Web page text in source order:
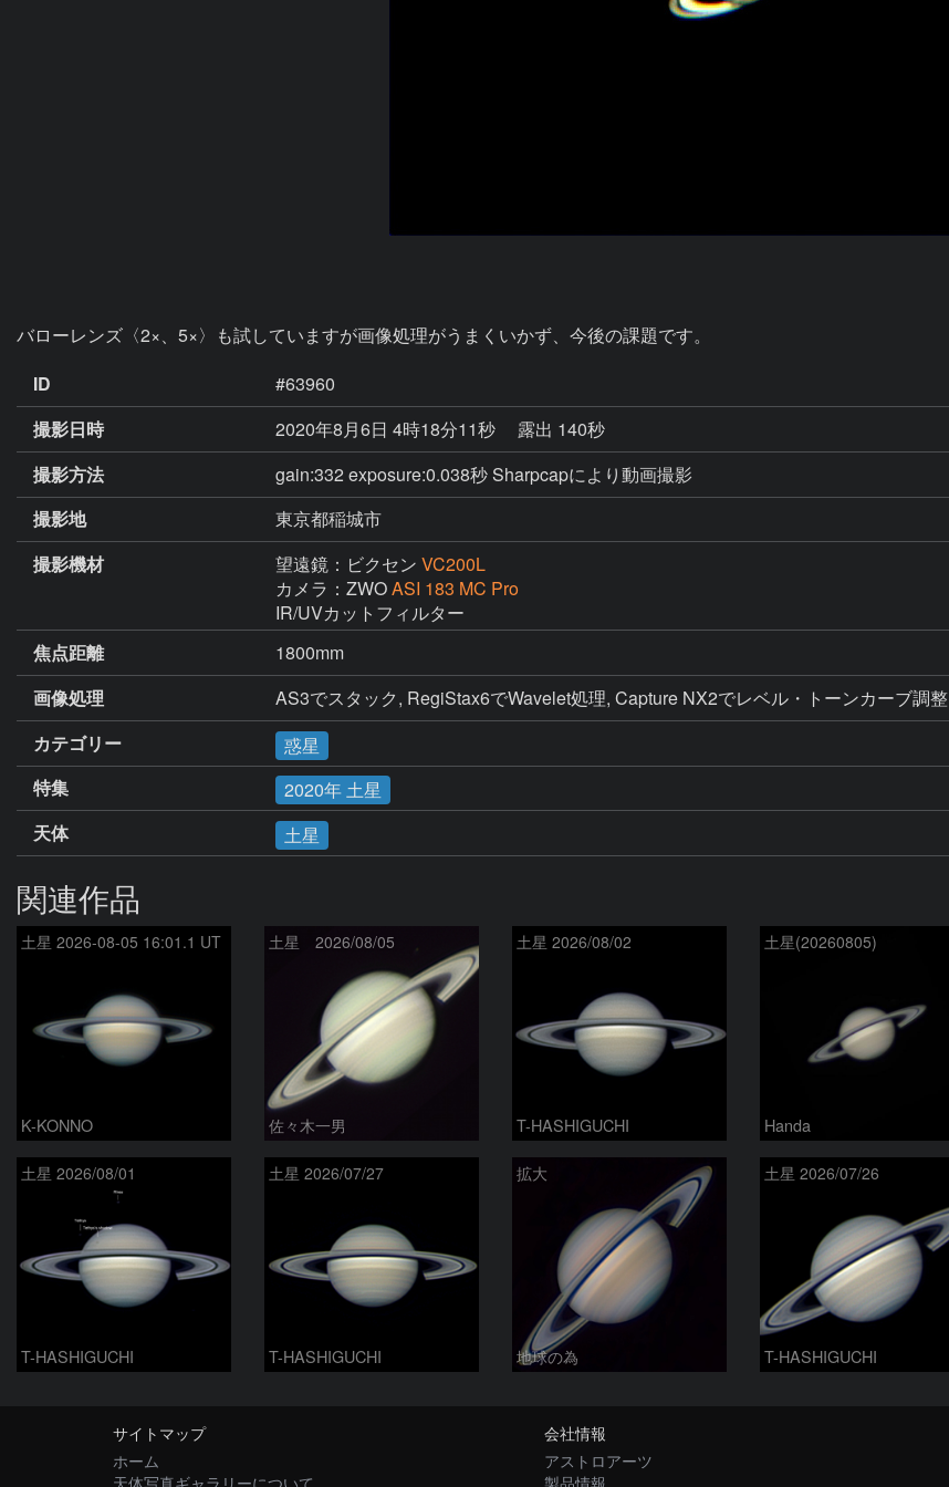
バローレンズ〈2×、5×〉も試していますが画像処理がうまくいかず、今後の課題です。
ID
#63960
撮影日時
2020年8月6日 4時18分11秒
露出 140秒
撮影方法
gain:332 exposure:0.038秒 Sharpcapにより動画撮影
撮影地
東京都稲城市
撮影機材
望遠鏡：ビクセン VC200L
カメラ：ZWOASI 183 MC Pro
IR/UVカットフィルター
焦点距離
1800mm
画像処理
AS3でスタック, RegiStax6でWavelet処理, Capture NX2でレベル・トーンカーブ調整
カテゴリー
惑星
特集
2020年 土星
天体
土星
関連作品
土星 2026-08-05 16:01.1 UT
K-KONNO
土星 2026/08/05
佐々木一男
土星 2026/08/02
T-HASHIGUCHI
土星(20260805)
Handa
土星 2026/08/01
T-HASHIGUCHI
土星 2026/07/27
T-HASHIGUCHI
拡大
地球の為
土星 2026/07/26
T-HASHIGUCHI
サイトマップ
ホーム
天体写真ギャラリーについて
会社情報
アストロアーツ
製品情報